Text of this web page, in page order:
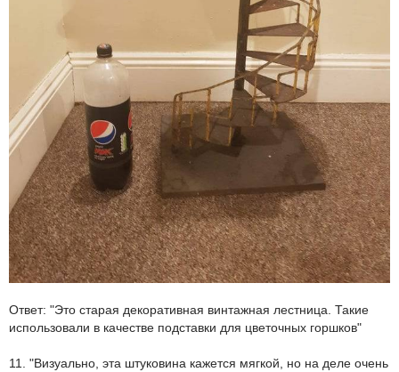
Ответ: "Это старая декоративная винтажная лестница. Такие
использовали в качестве подставки для цветочных горшков"
11. "Визуально, эта штуковина кажется мягкой, но на деле очень